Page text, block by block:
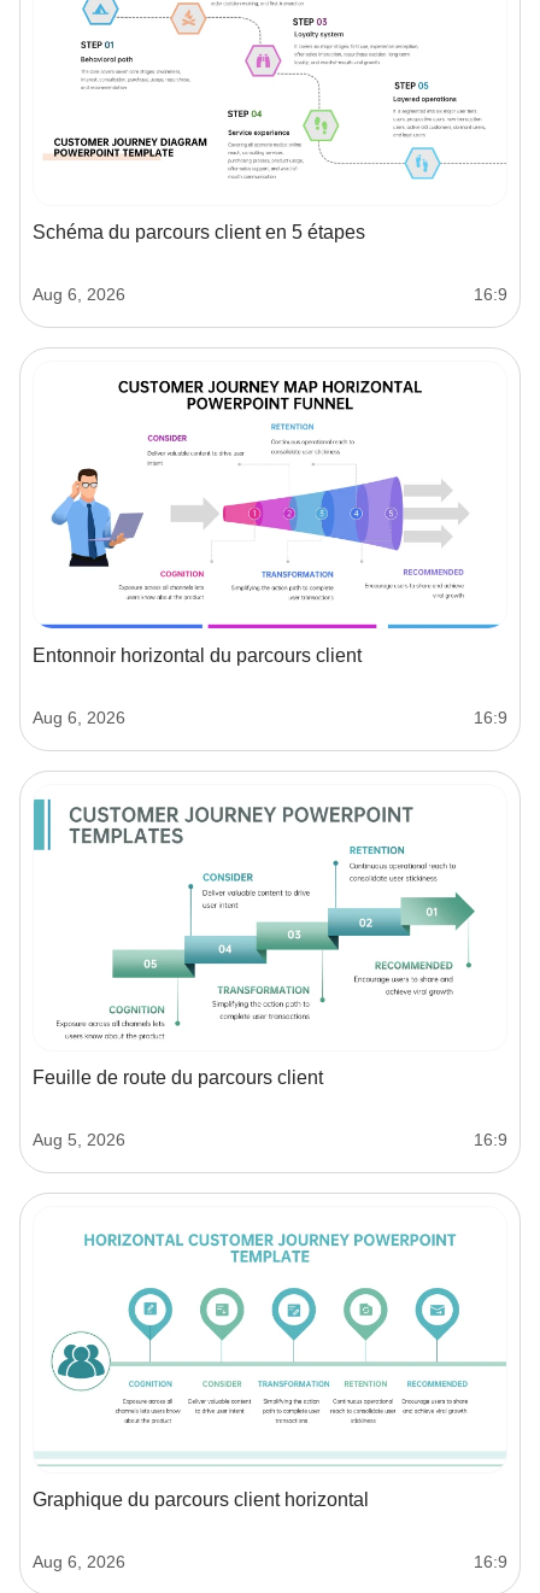
Schéma du parcours client en 5 étapes
Aug 6, 2026 16:9
Entonnoir horizontal du parcours client
Aug 6, 2026 16:9
Feuille de route du parcours client
Aug 5, 2026 16:9
Graphique du parcours client horizontal
Aug 6, 2026 16:9